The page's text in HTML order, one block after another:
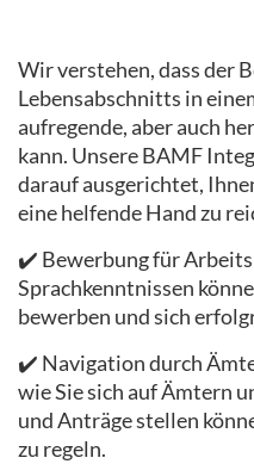
Wir verstehen, dass der
Lebensabschnitts in
aufregende, aber auch
kann. Unsere BAMF
darauf ausgerichtet,
eine helfende Hand zu
✔️ Bewerbung für
Sprachkenntnissen
bewerben und sich
✔️ Navigation durch
wie Sie sich auf Ämtern
und Anträge stellen
zu regeln.